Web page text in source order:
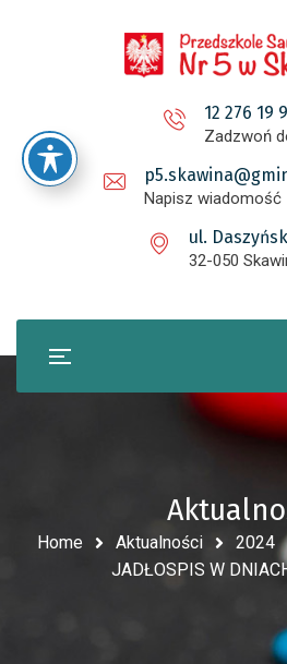
12 276 19
Zadzwoń
Napisz wiadomość
ul.
32-050
Home Aktualności 2024
JADŁOSPIS W